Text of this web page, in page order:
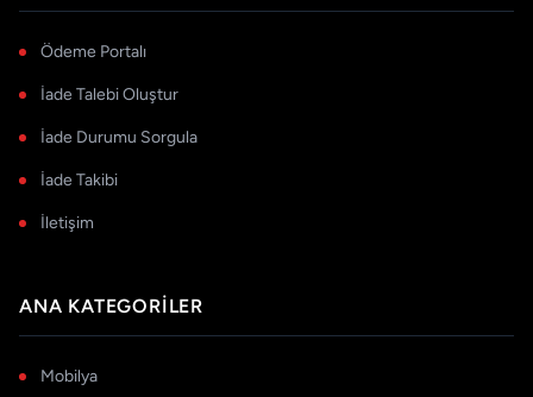
Ödeme Portalı
İade Talebi Oluştur
İade Durumu Sorgula
İade Takibi
İletişim
ANA KATEGORILER
Mobilya